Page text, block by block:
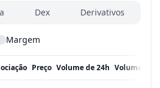
Dex Derivativos
Margem
Preço Volume de 24h Volume em